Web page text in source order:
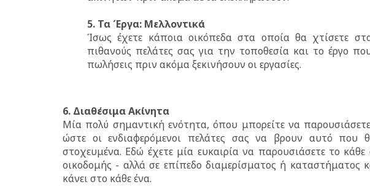
5. Τα Έργα: Μελλοντικά
Ίσως έχετε κάποια οικόπεδα στα οποία θα χτίσετε
πιθανούς πελάτες σας για την τοποθεσία και το έργο
πωλήσεις πριν ακόμα ξεκινήσουν οι εργασίες.
6. Διαθέσιμα Ακίνητα
Μία πολύ σημαντική ενότητα, όπου μπορείτε να
ώστε οι ενδιαφερόμενοι πελάτες σας να βρουν αυτό που
στοχευμένα. Εδώ έχετε μία ευκαιρία να παρουσιάσετε το
οικοδομής - αλλά σε επίπεδο διαμερίσματος ή καταστήματος
κάνει στο κάθε ένα.